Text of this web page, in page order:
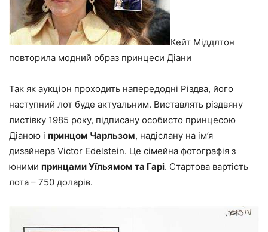
Кейт Міддлтон
повторила модний образ принцеси Діани
Так як аукціон проходить напередодні Різдва, його
наступний лот буде актуальним. Виставлять різдвяну
листівку 1985 року, підписану особисто принцесою
Діаною і принцом Чарльзом, надіслану на ім’я
дизайнера Victor Edelstein. Це сімейна фотографія з
юними принцами Уїльямом та Гарі. Стартова вартість
лота – 750 доларів.